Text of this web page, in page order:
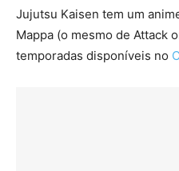
Jujutsu Kaisen tem um
Mappa (o mesmo de Attack
temporadas disponíveis no